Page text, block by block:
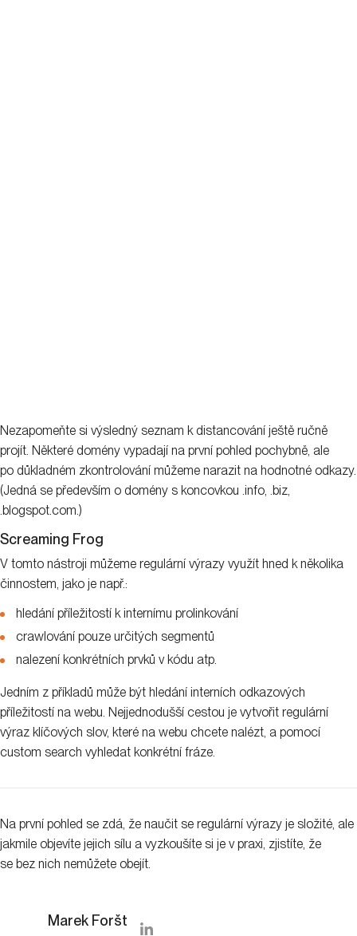
Nezapomeňte si výsledný seznam k distancování ještě ručně
projít. Některé domény vypadají na první pohled pochybně, ale
po důkladném zkontrolování můžeme narazit na hodnotné odkazy.
(Jedná se především o domény s koncovkou .info, .biz,
.blogspot.com.)
Screaming Frog
V tomto nástroji můžeme regulární výrazy využít hned k několika
činnostem, jako je např.:
hledání příležitostí k internímu prolinkování
crawlování pouze určitých segmentů
nalezení konkrétních prvků v kódu atp.
Jedním z příkladů může být hledání interních odkazových
příležitostí na webu. Nejjednodušší cestou je vytvořit regulární
výraz klíčových slov, které na webu chcete nalézt, a pomocí
custom search vyhledat konkrétní fráze.
Na první pohled se zdá, že naučit se regulární výrazy je složité, ale
jakmile objevíte jejich sílu a vyzkoušíte si je v praxi, zjistíte, že
se bez nich nemůžete obejít.
Marek Foršt